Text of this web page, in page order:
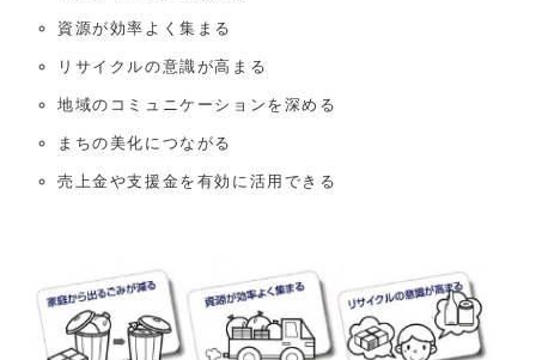
資源が効率よく集まる
リサイクルの意識が高まる
地域のコミュニケーションを深める
まちの美化につながる
売上金や支援金を有効に活用できる